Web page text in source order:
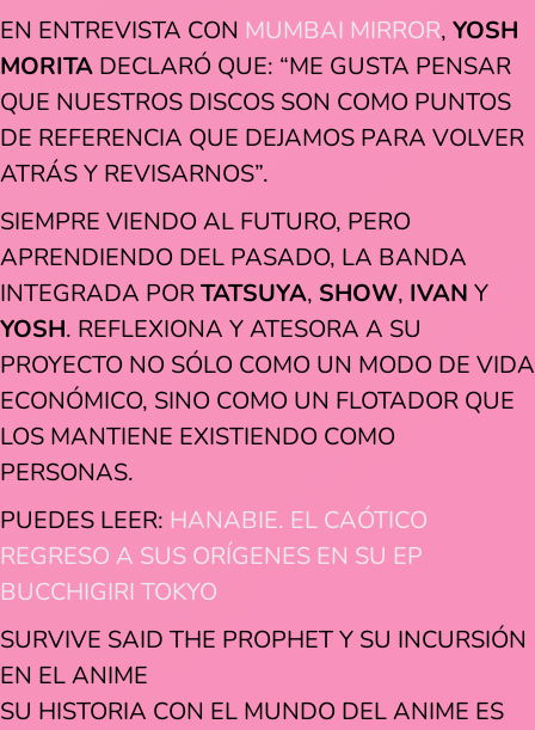
EN ENTREVISTA CON MUMBAI MIRROR, YOSH
MORITA DECLARÓ QUE: “ME GUSTA PENSAR
QUE NUESTROS DISCOS SON COMO PUNTOS
DE REFERENCIA QUE DEJAMOS PARA VOLVER
ATRÁS Y REVISARNOS”.
SIEMPRE VIENDO AL FUTURO, PERO
APRENDIENDO DEL PASADO, LA BANDA
INTEGRADA PORTATSUYA, SHOW, IVAN Y
YOSH. REFLEXIONA Y ATESORA A SU
PROYECTO NO SÓLO COMO UN MODO DE VIDA
ECONÓMICO, SINO COMO UN FLOTADOR QUE
LOS MANTIENE EXISTIENDO COMO
PERSONAS.
PUEDES LEER: HANABIE. EL CAÓTICO
REGRESO A SUS ORÍGENES EN SU EP
BUCCHIGIRI TOKYO
SURVIVE SAID THE PROPHET Y SU INCURSIÓN
EN EL ANIME
SU HISTORIA CON EL MUNDO DEL ANIME ES